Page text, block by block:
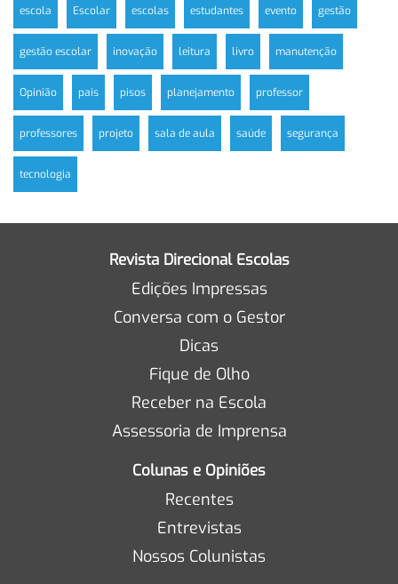
escola Escolar escolas estudantes evento gestão
gestão escolar inovação leitura livro manutenção
Opinião pais pisos planejamento professor
professores projeto sala de aula saúde segurança
tecnologia
Revista Direcional Escolas
Edições Impressas
Conversa com o Gestor
Dicas
Fique de Olho
Receber na Escola
Assessoria de Imprensa
Colunas e Opiniões
Recentes
Entrevistas
Nossos Colunistas